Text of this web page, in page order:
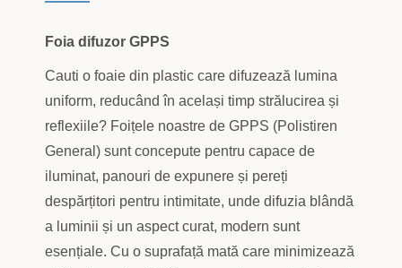
Foia difuzor GPPS
Cauti o foaie din plastic care difuzează lumina
uniform, reducând în același timp strălucirea și
reflexiile? Foițele noastre de GPPS (Polistiren
General) sunt concepute pentru capace de
iluminat, panouri de expunere și pereți
despărțitori pentru intimitate, unde difuzia blândă
a luminii și un aspect curat, modern sunt
esențiale. Cu o suprafață mată care minimizează